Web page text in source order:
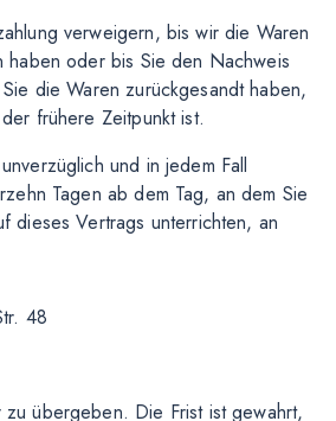
verweigern, bis wir die Waren
haben oder bis Sie den Nachweis
die Waren zurückgesandt haben,
frühere Zeitpunkt ist.
und in jedem Fall
Tagen ab dem Tag, an dem Sie
dieses Vertrags unterrichten, an
48
übergeben. Die Frist ist gewahrt,